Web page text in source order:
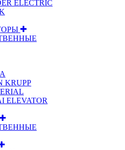
ELECTRIC
KRUPP
ELEVATOR